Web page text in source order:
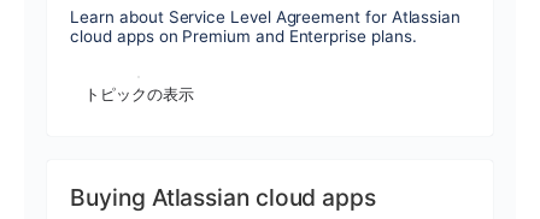
Learn about Service Level Agreement for Atlassian
cloud apps on Premium and Enterprise plans.
トピックの表示
Buying Atlassian cloud apps